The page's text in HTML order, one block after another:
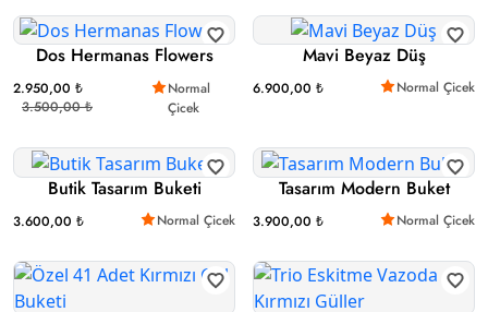
Dos Hermanas Flowers
2.950,00 ₺
3.500,00 ₺
Normal
Çicek
Mavi Beyaz Düş
6.900,00 ₺ Normal Çicek
Butik Tasarım Buketi
3.600,00 ₺ Normal Çicek
Tasarım Modern Buket
3.900,00 ₺ Normal Çicek